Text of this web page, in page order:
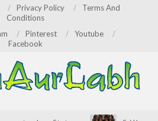
Privacy Policy
Terms And
Conditions
Pinterest
Youtube
Facebook